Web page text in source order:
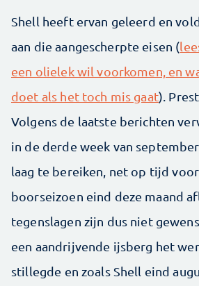
Shell heeft ervan geleerd en
aan die aangescherpte eisen (
een olielek wil voorkomen, en
doet als het toch mis gaat).
Volgens de laatste berichten
in de derde week van
laag te bereiken, net op tijd
boorseizoen eind deze maand
tegenslagen zijn dus niet
een aandrijvende ijsberg het
stillegde en zoals Shell eind